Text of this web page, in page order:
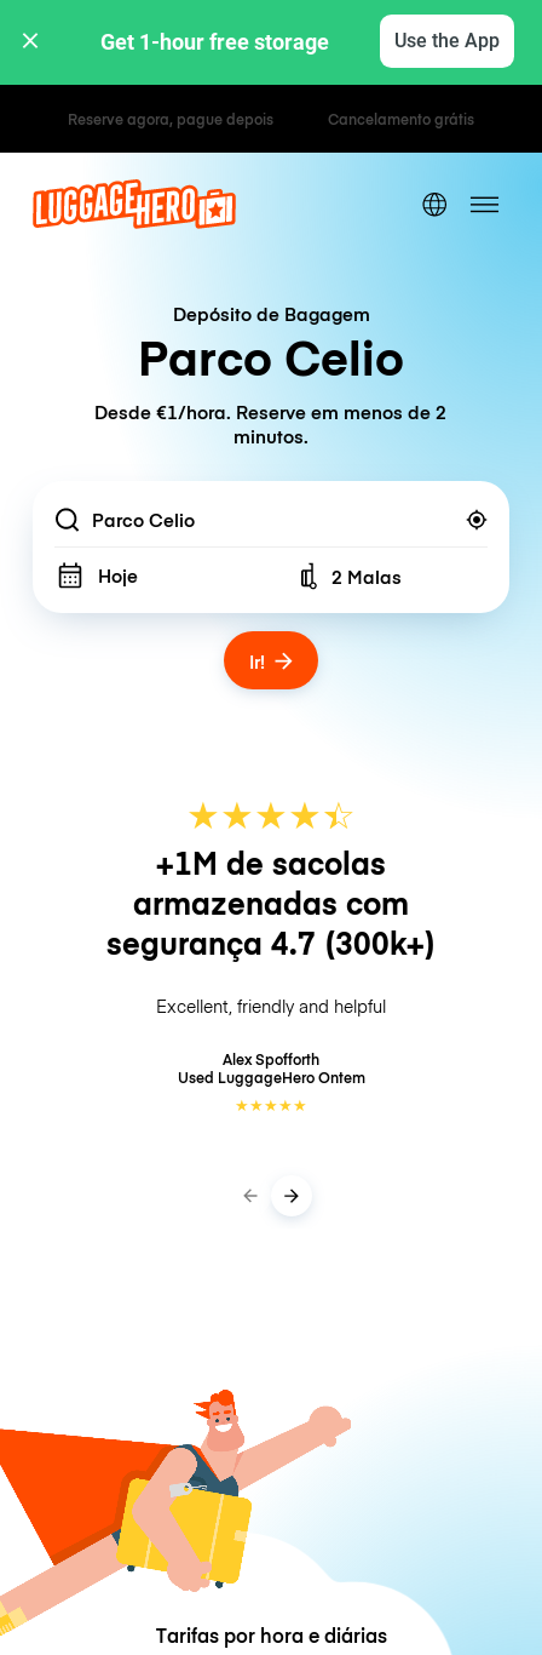
Get 1-hour free storage Use the App
Tarifas horárias / diárias
Depósito de Bagagem
Parco Celio
Desde €1/hora. Reserve em menos de 2
minutos.
Location
Hoje Number of bags
2 Malas
Ir!
★★★★☆
★
+1M de sacolas
armazenadas com
segurança 4.7 (300k+)
Excellent, friendly and helpful
Alex Spofforth
Used LuggageHeroOntem
★★★★★
Tarifas por hora e diárias